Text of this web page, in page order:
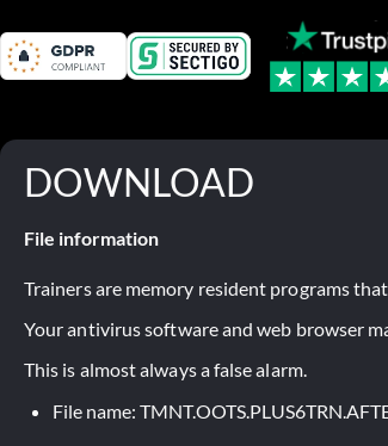
DOWNLOAD
File information
Trainers are memory resident programs
Your antivirus software and web browser
This is almost always a false alarm.
File name: